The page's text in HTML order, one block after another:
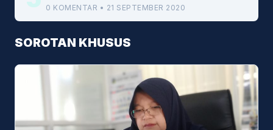
0 KOMENTAR • 21 SEPTEMBER 2020
SOROTAN KHUSUS